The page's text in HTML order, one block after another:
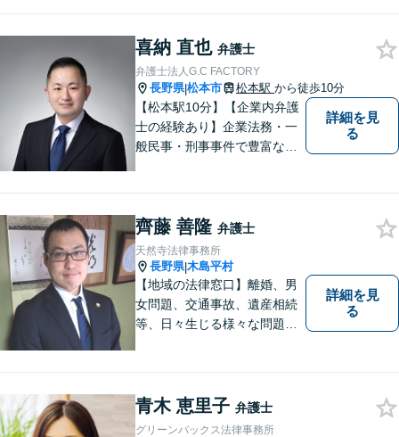
喜納 直也 弁護士
弁護士法人G.C FACTORY
長野県|松本市 松本駅 から徒歩10分
【松本駅10分】【企業内弁護
士の経験あり】企業法務・一
般民事・刑事事件で豊富な実
供します。
詳細を見
る
齊藤 善隆 弁護士
天然寺法律事務所
長野県|木島平村
【地域の法律窓口】離婚、男
女問題、交通事故、遺産相続
等、日々生じる様々な問題に
詳細を見
る
青木 恵里子 弁護士
グリーンバックス法律事務所